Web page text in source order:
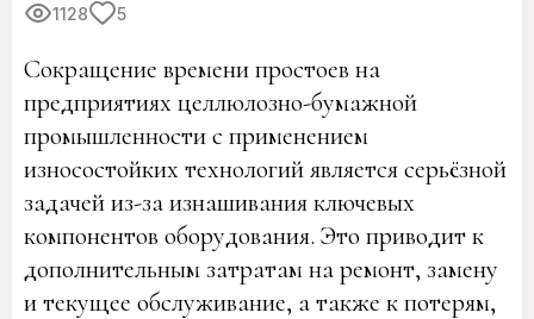
1128 5
Сокращение времени простоев на
предприятиях целлюлозно-бумажной
промышленности с применением
износостойких технологий является серьёзной
задачей из-за изнашивания ключевых
компонентов оборудования. Это приводит к
дополнительным затратам на ремонт, замену
и текущее обслуживание, а также к потерям,